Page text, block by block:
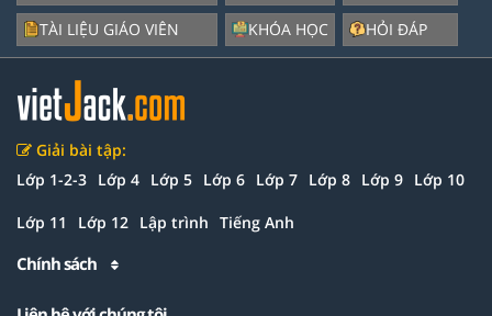
TÀI LIỆU GIÁO VIÊN
KHÓA HỌC
HỎI ĐÁP
Giải bài tập:
Lớp 1-2-3 Lớp 4 Lớp 5 Lớp 6 Lớp 7 Lớp 8 Lớp 9 Lớp 10
Lớp 11 Lớp 12 Lập trình Tiếng Anh
Chính sách